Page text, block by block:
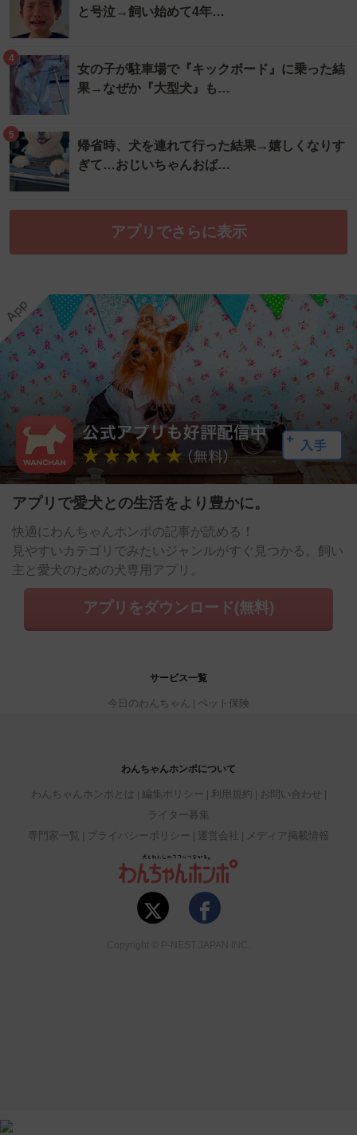
と号泣→飼い始めて4年…
4
女の子が駐車場で『キックボード』に乗った結
果→なぜか『大型犬』も…
5
帰省時、犬を連れて行った結果→嬉しくなりす
ぎて…おじいちゃんおば…
アプリでさらに表示
アプリで愛犬との生活をより豊かに。
快適にわんちゃんホンポの記事が読める！
見やすいカテゴリでみたいジャンルがすぐ見つかる。飼い
主と愛犬のための犬専用アプリ。
アプリをダウンロード(無料)
サービス一覧
今日のわんちゃん ペット保険
わんちゃんホンポについて
わんちゃんホンポとは 編集ポリシー 利用規約
お問い合わせ
ライター募集
専門家一覧
プライバシーポリシー 運営会社 メディア掲載情報